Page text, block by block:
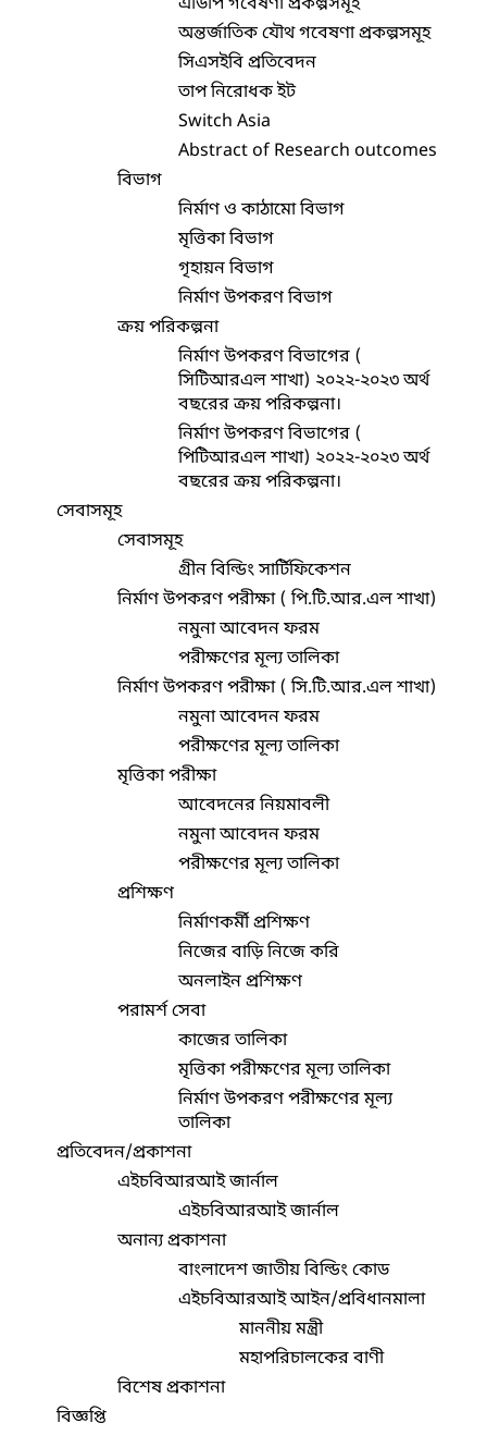
অন্তর্জাতিক যৌথ গবেষণা প্রকল্পসমূহ
সিএসইবি প্রতিবেদন
তাপ নিরোধক ইট
Switch Asia
Abstract of Research outcomes
বিভাগ
নির্মাণ ও কাঠামো বিভাগ
মৃত্তিকা বিভাগ
গৃহায়ন বিভাগ
নির্মাণ উপকরণ বিভাগ
ক্রয় পরিকল্পনা
নির্মাণ উপকরণ বিভাগের (
সিটিআরএল শাখা) ২০২২-২০২৩ অর্থ
বছরের ক্রয় পরিকল্পনা।
নির্মাণ উপকরণ বিভাগের (
পিটিআরএল শাখা) ২০২২-২০২৩ অর্থ
বছরের ক্রয় পরিকল্পনা।
সেবাসমূহ
সেবাসমূহ
গ্রীন বিল্ডিং সার্টিফিকেশন
নির্মাণ উপকরণ পরীক্ষা ( পি.টি.আর.এল শাখা)
নমুনা আবেদন ফরম
পরীক্ষণের মূল্য তালিকা
নির্মাণ উপকরণ পরীক্ষা ( সি.টি.আর.এল শাখা)
নমুনা আবেদন ফরম
পরীক্ষণের মূল্য তালিকা
মৃত্তিকা পরীক্ষা
আবেদনের নিয়মাবলী
নমুনা আবেদন ফরম
পরীক্ষণের মূল্য তালিকা
প্রশিক্ষণ
নির্মাণকর্মী প্রশিক্ষণ
নিজের বাড়ি নিজে করি
অনলাইন প্রশিক্ষণ
পরামর্শ সেবা
কাজের তালিকা
মৃত্তিকা পরীক্ষণের মূল্য তালিকা
নির্মাণ উপকরণ পরীক্ষণের মূল্য
তালিকা
প্রতিবেদন/প্রকাশনা
এইচবিআরআই জার্নাল
এইচবিআরআই জার্নাল
অনান্য প্রকাশনা
বাংলাদেশ জাতীয় বিল্ডিং কোড
এইচবিআরআই আইন/প্রবিধানমালা
মাননীয় মন্ত্রী
মহাপরিচালকের বাণী
বিশেষ প্রকাশনা
বিজ্ঞপ্তি